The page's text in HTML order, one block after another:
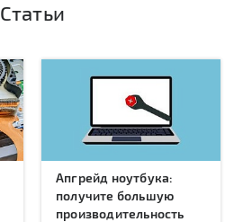
Статьи
Апгрейд ноутбука:
получите большую
производительность